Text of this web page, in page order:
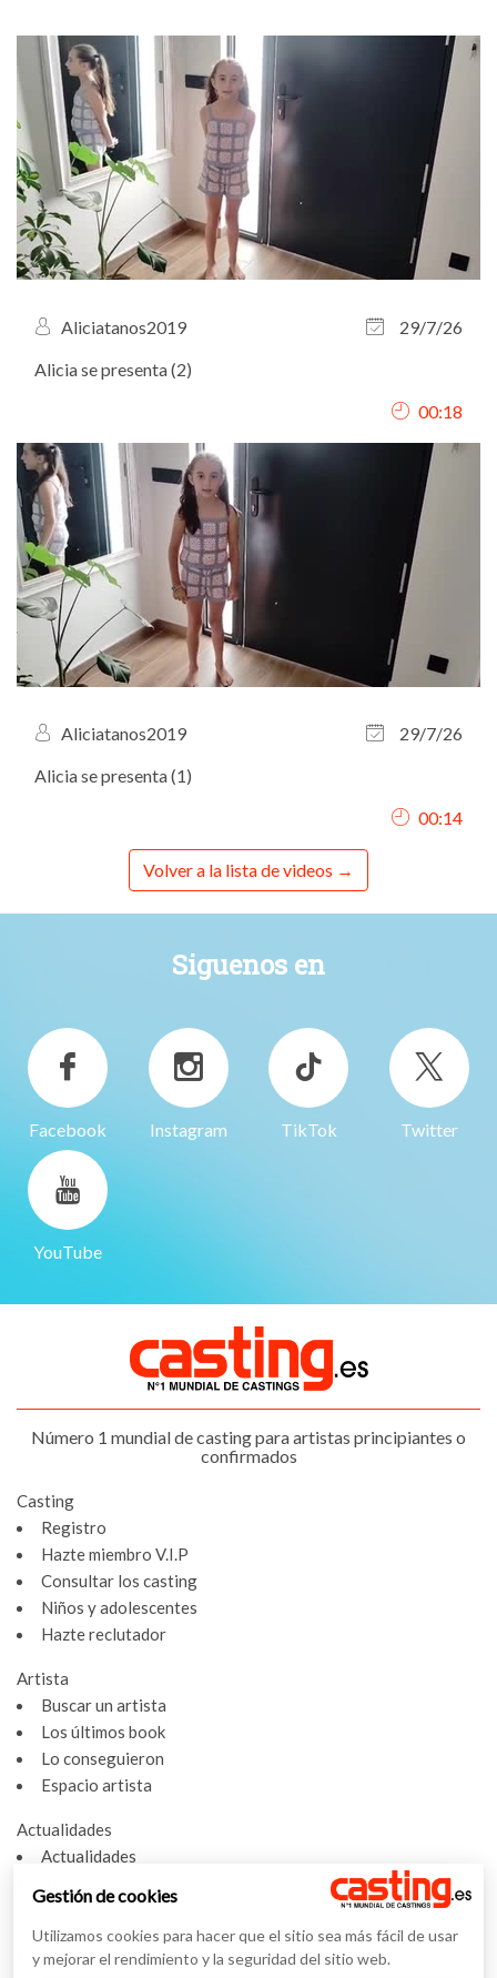
Aliciatanos2019
29/7/26
Alicia se presenta (2)
00:18
Aliciatanos2019
29/7/26
Alicia se presenta (1)
00:14
Volver a la lista de videos
Siguenos en
Facebook Instagram TikTok Twitter
YouTube
Número 1 mundial de casting para artistas principiantes o
confirmados
Casting
Registro
Hazte miembro V.I.P
Consultar los casting
Niños y adolescentes
Hazte reclutador
Artista
Buscar un artista
Los últimos book
Lo conseguieron
Espacio artista
Actualidades
Actualidades
Entrevistas
Nuestras entrevistas
Gestión de cookies
Utilizamos cookies para hacer que el sitio sea más fácil de usar
y mejorar el rendimiento y la seguridad del sitio web.